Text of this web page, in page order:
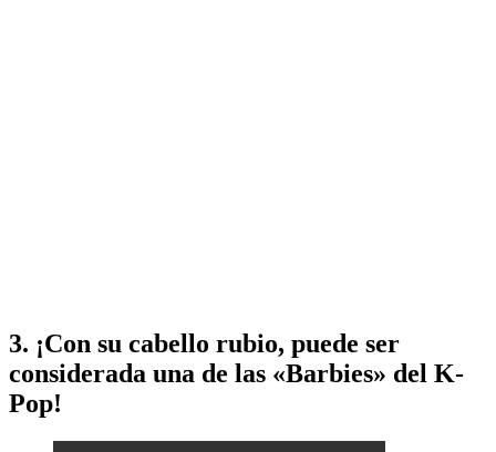
3. ¡Con su cabello rubio, puede ser
considerada una de las «Barbies» del K-
Pop!